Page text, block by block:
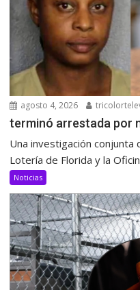
agosto 4, 2026
terminó arrestada por
Una investigación conjunta
Lotería de Florida y la
Noticias